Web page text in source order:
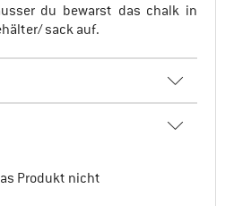
du bewarst das chalk in
sack auf.
Produkt nicht